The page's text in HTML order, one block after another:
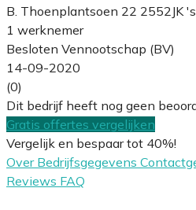
B. Thoenplantsoen 22 2552JK
1 werknemer
Besloten Vennootschap (BV)
14-09-2020
(0)
Dit bedrijf heeft nog geen
Gratis offertes vergelijken
Vergelijk en bespaar tot 40%!
Over Bedrijfsgegevens
Reviews FAQ